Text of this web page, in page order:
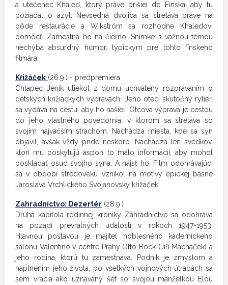
a utečenec Khaled, ktorý práve prišiel do Fínska, aby tu
požiadal o azyl. Nevšedná dvojica sa stretáva práve na
pôde reštaurácie a Wikström sa rozhodne Khaledovi
pomôcť. Zamestná ho na čierno. Snímke s vážnou témou
nechýba absurdný humor, typickým pre tohto fínskeho
filmára.
Křižáček (26.9.) - predpremiéra
Chlapec Jeník utiekol z domu uchvátený rozprávaním o
detských križiackych výpravách. Jeho otec, skutočný rytier,
sa vydáva na cestu, aby ho našiel. Otcova výprava je cestou
do jeho vlastného povedomia, v ktorom sa stretáva so
svojím najväčším strachom. Nachádza miesta, kde sa syn
objavil, avšak vždy príde neskoro. Nachádza len svedkov,
ktorí mu poskytujú aspoň to málo informácií, aby mohol
poskladať osud svojho syna. A nájsť ho. Film odohrávajúci
sa v období stredoveku vznikol na motívy epickej básne
Jaroslava Vrchlického Svojanovský křižáček.
Zahradníctvo: Dezertér (28.9.)
Druhá kapitola rodinnej kroniky Záhradníctvo sa odohráva
na pozadí prevratných udalostí v rokoch 1947-1953.
Hlavnou postavou je majiteľ noblesného kaderníckeho
salónu Valentino v centre Prahy Otto Bock (Jiří Macháček) a
jeho rodina, ktorú tu zamestnáva. Podnik je zmyslom a
naplnením jeho života, po všetkých vojnových útrapách sa
sem vracia ako uznávaný šéf so svojou manželkou Elou